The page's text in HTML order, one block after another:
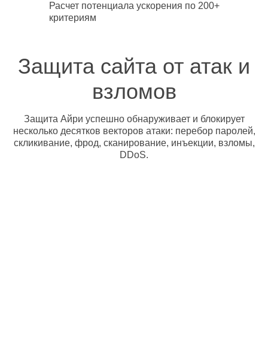
Расчет потенциала ускорения по 200+
критериям
Защита сайта от атак и
взломов
Защита Айри успешно обнаруживает и блокирует
несколько десятков векторов атаки: перебор паролей,
скликивание, фрод, сканирование, инъекции, взломы,
DDoS.